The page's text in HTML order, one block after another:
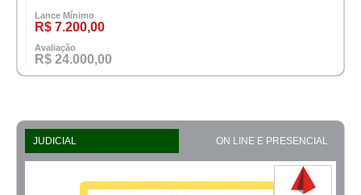
Lance Mínimo
R$ 7.200,00
Avaliação
R$ 24.000,00
JUDICIAL ON LINE E PRESENCIAL